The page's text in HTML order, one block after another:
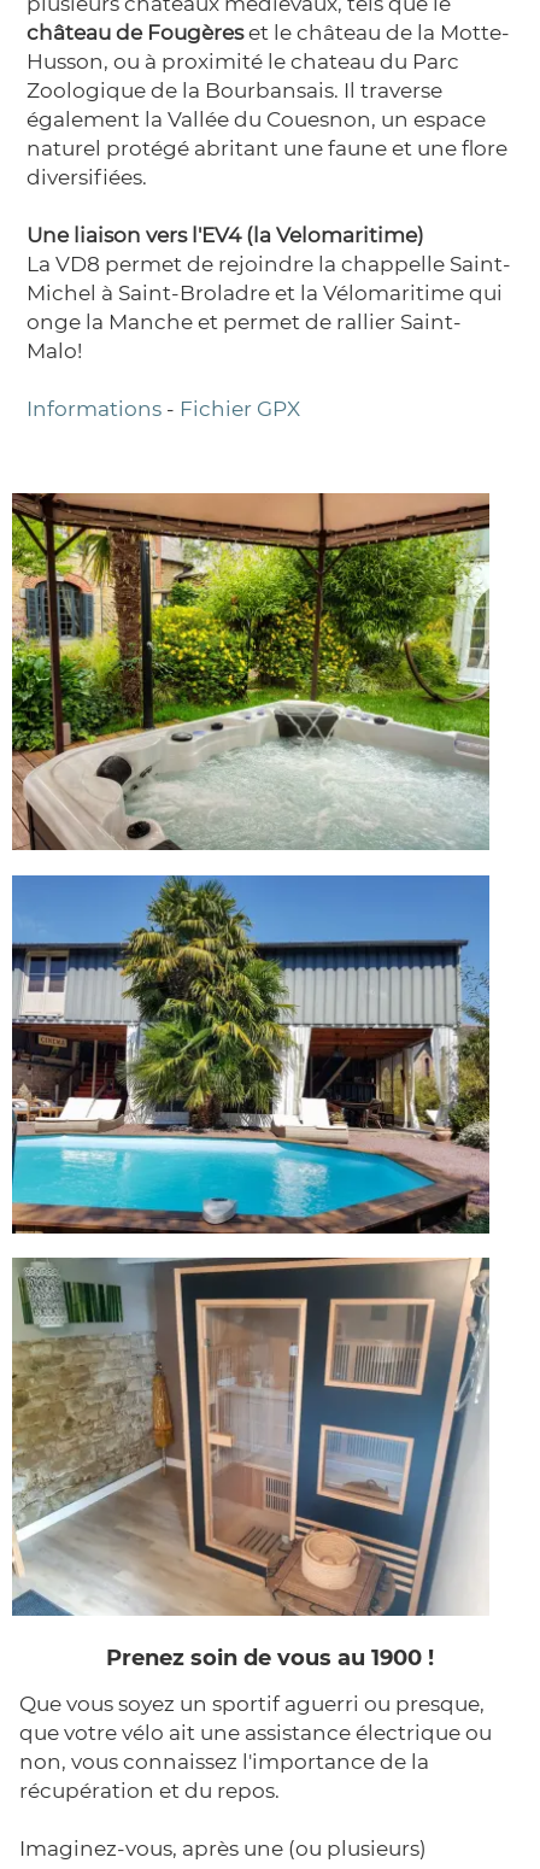
château de Fougèreset le château de la Motte-
Husson, ou à proximité le chateau du Parc
Zoologique de la Bourbansais. Il traverse
également la Vallée du Couesnon, un espace
naturel protégé abritant une faune et une flore
diversifiées.
Une liaison vers l'EV4 (la Velomaritime)
La VD8 permet de rejoindre la chappelle Saint-
Michel à Saint-Broladre et la Vélomaritime qui
onge la Manche et permet de rallier Saint-
Malo!
Informations - Fichier GPX
Prenez soin de vous au 1900 !
Que vous soyez un sportif aguerri ou presque,
que votre vélo ait une assistance électrique ou
non, vous connaissez l'importance de la
récupération et du repos.
Imaginez-vous, après une (ou plusieurs)